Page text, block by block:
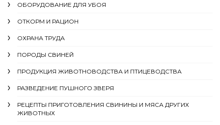
ОБОРУДОВАНИЕ ДЛЯ УБОЯ
ОТКОРМ И РАЦИОН
ОХРАНА ТРУДА
ПОРОДЫ СВИНЕЙ
ПРОДУКЦИЯ ЖИВОТНОВОДСТВА И ПТИЦЕВОДСТВА
РАЗВЕДЕНИЕ ПУШНОГО ЗВЕРЯ
РЕЦЕПТЫ ПРИГОТОВЛЕНИЯ СВИНИНЫ И МЯСА ДРУГИХ
ЖИВОТНЫХ